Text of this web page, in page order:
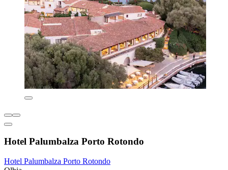
Hotel Palumbalza Porto Rotondo
Hotel Palumbalza Porto Rotondo